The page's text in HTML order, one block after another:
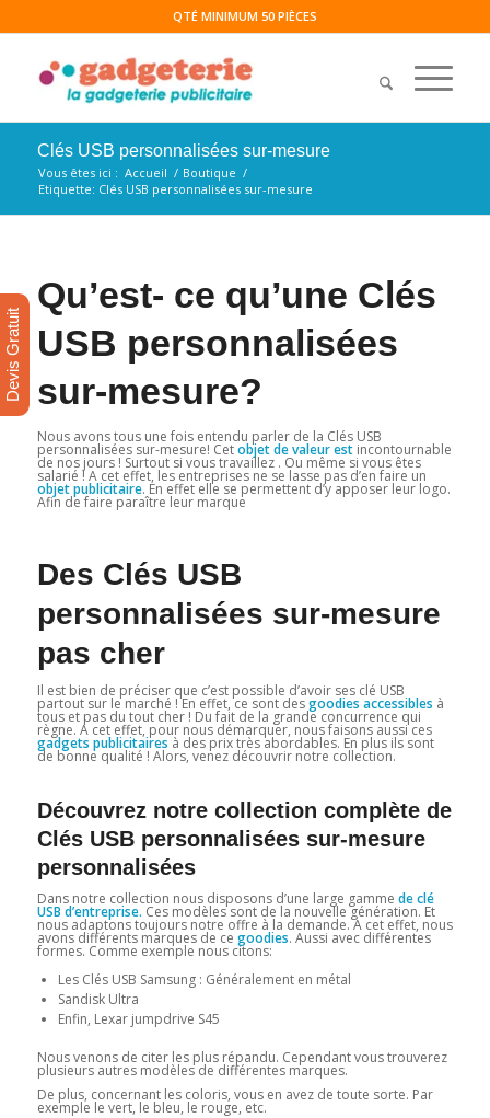
QTÉ MINIMUM 50 PIÈCES
Clés USB personnalisées sur-mesure
Vous êtes ici : Accueil / Boutique /
Etiquette: Clés USB personnalisées sur-mesure
Qu’est- ce qu’une Clés
USB personnalisées
sur-mesure?
Nous avons tous une fois entendu parler de la Clés USB
personnalisées sur-mesure! Cetobjet de valeur estincontournable
de nos jours ! Surtout si vous travaillez . Ou même si vous êtes
salarié ! A cet effet, les entreprises ne se lasse pas d’en faire un
objet publicitaire. En effet elle se permettent d’y apposer leur logo.
Afin de faire paraître leur marque
Des Clés USB
personnalisées sur-mesure
pas cher
Il est bien de préciser que c’est possible d’avoir ses clé USB
partout sur le marché ! En effet, ce sont desgoodies accessibles à
tous et pas du tout cher ! Du fait de la grande concurrence qui
règne. A cet effet, pour nous démarquer, nous faisons aussi ces
gadgets publicitaires à des prix très abordables. En plus ils sont
de bonne qualité ! Alors, venez découvrir notre collection.
Découvrez notre collection complète de
Clés USB personnalisées sur-mesure
personnalisées
Dans notre collection nous disposons d’une large gamme de clé
USB d’entreprise. Ces modèles sont de la nouvelle génération. Et
nous adaptons toujours notre offre à la demande. A cet effet, nous
avons différents marques de ce goodies. Aussi avec différentes
formes. Comme exemple nous citons:
Les Clés USB Samsung : Généralement en métal
Sandisk Ultra
Enfin, Lexar jumpdrive S45
Nous venons de citer les plus répandu. Cependant vous trouverez
plusieurs autres modèles de différentes marques.
De plus, concernant les coloris, vous en avez de toute sorte. Par
exemple le vert, le bleu, le rouge, etc.
Devis Gratuit